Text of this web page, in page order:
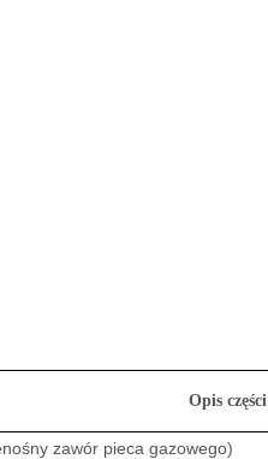
Opis części
zawór pieca gazowego)